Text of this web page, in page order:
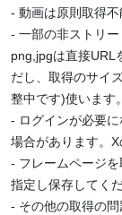
- 動画は原則取得不
- 一部の非ストリ
png,jpgは直接URL
だし、取得のサイ
整中です)使います。
- ログインが必要
場合があります。X
- フレームページ
指定し保存してく
- その他の取得の問